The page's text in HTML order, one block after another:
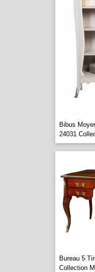
Bibus
24031
Bureau 5
Collection